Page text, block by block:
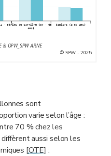
& OPW_SPW ARNE
© SPW - 2025
sont
varie selon l’âge :
70 % chez les
diffèrent aussi selon les
[OTE] :